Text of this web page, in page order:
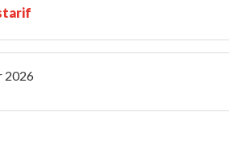
2026